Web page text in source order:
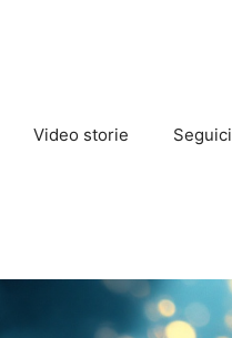
Video storie Seguici